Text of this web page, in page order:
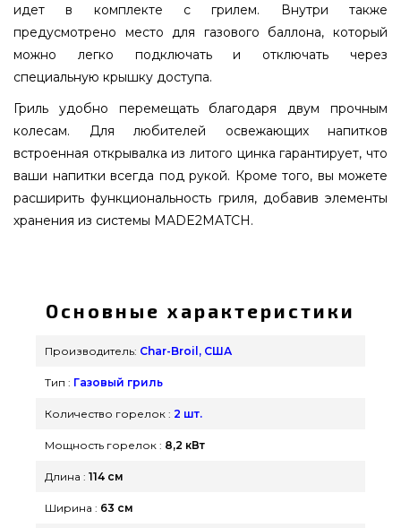
идет в комплекте с грилем. Внутри также
предусмотрено место для газового баллона, который
можно легко подключать и отключать через
специальную крышку доступа.
Гриль удобно перемещать благодаря двум прочным
колесам. Для любителей освежающих напитков
встроенная открывалка из литого цинка гарантирует, что
ваши напитки всегда под рукой. Кроме того, вы можете
расширить функциональность гриля, добавив элементы
хранения из системы MADE2MATCH.
Broil, США по доступной цене всего 30 990 грн.
в онлайн магазине грилей и мангалов
grillpoint.com.ua Смотрите и заказывайте также
Наберите прямо сейчас нашим продавцам на
номер 0(800) 337-275 и мы оперативно доставим
Основные характеристики
Производитель: Char-Broil, США
Тип : Газовый гриль
Количество горелок : 2 шт.
Мощность горелок : 8,2 кВт
Длина : 114 см
Ширина : 63 см